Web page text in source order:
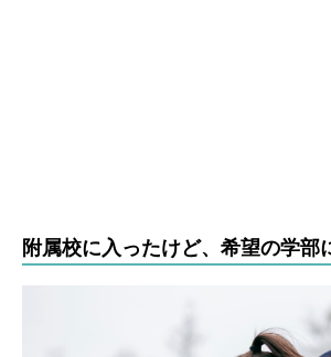
附属校に入ったけど、希望の学部